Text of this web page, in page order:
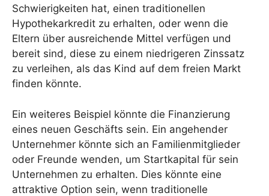
Schwierigkeiten hat, einen traditionellen
Hypothekarkredit zu erhalten, oder wenn die
Eltern über ausreichende Mittel verfügen und
bereit sind, diese zu einem niedrigeren Zinssatz
zu verleihen, als das Kind auf dem freien Markt
finden könnte.
Ein weiteres Beispiel könnte die Finanzierung
eines neuen Geschäfts sein. Ein angehender
Unternehmer könnte sich an Familienmitglieder
oder Freunde wenden, um Startkapital für sein
Unternehmen zu erhalten. Dies könnte eine
attraktive Option sein, wenn traditionelle